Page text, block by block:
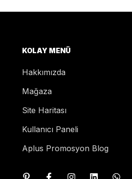
KOLAY MENÜ
Hakkımızda
Mağaza
Site Haritası
Kullanıcı Paneli
Aplus Promosyon Blog